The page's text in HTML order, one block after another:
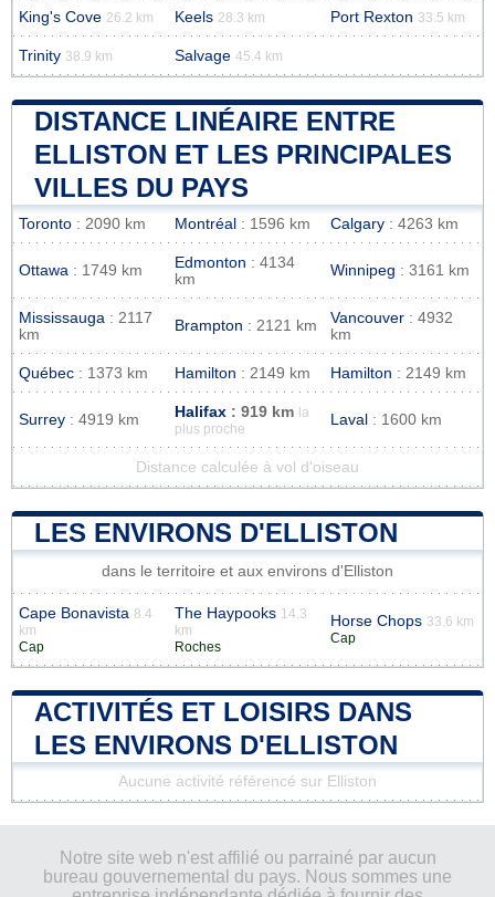
King's Cove 26.2 km Keels 28.3 km Port Rexton 33.5 km
Trinity 38.9 km Salvage 45.4 km
DISTANCE LINÉAIRE ENTRE
ELLISTON ET LES PRINCIPALES
VILLES DU PAYS
Toronto : 2090 km Montréal : 1596 km Calgary : 4263 km
Ottawa : 1749 km Edmonton : 4134
km
Winnipeg : 3161 km
Mississauga : 2117
km
Brampton : 2121 km Vancouver : 4932
km
Québec : 1373 km Hamilton : 2149 km Hamilton : 2149 km
Surrey : 4919 km Halifax : 919 km
la
plus proche
Laval : 1600 km
Distance calculée à vol d'oiseau
LES ENVIRONS D'ELLISTON
dans le territoire et aux environs d'Elliston
Cape Bonavista 8.4
km
Cap
The Haypooks 14.3
km
Roches
Horse Chops 33.6 km
Cap
ACTIVITÉS ET LOISIRS DANS
LES ENVIRONS D'ELLISTON
Aucune activité référencé sur Elliston
Notre site web n'est affilié ou parrainé par aucun
bureau gouvernemental du pays. Nous sommes une